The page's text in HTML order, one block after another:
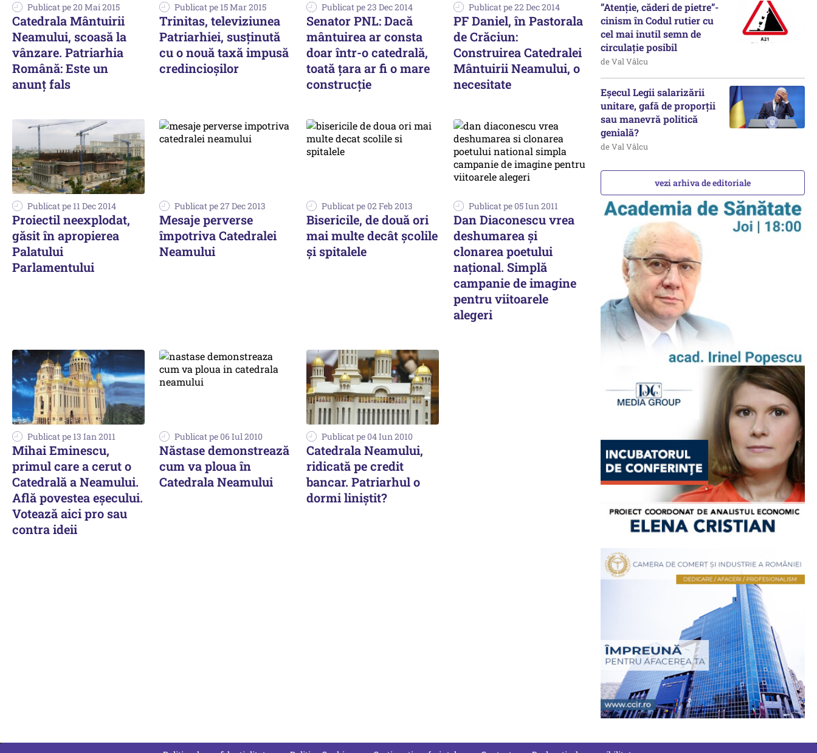
Publicat pe 20 Mai 2015
Catedrala Mântuirii
Neamului, scoasă la
vânzare. Patriarhia
Română: Este un
anunț fals
Publicat pe 15 Mar 2015
Trinitas, televiziunea
Patriarhiei, susținută
cu o nouă taxă impusă
credincioșilor
Publicat pe 23 Dec 2014
Senator PNL: Dacă
mântuirea ar consta
doar într-o catedrală,
toată ţara ar fi o mare
construcţie
Publicat pe 22 Dec 2014
PF Daniel, în Pastorala
de Crăciun:
Construirea Catedralei
Mântuirii Neamului, o
necesitate
Publicat pe 11 Dec 2014
Proiectil neexplodat,
găsit în apropierea
Palatului
Parlamentului
Publicat pe 27 Dec 2013
Mesaje perverse
împotriva Catedralei
Neamului
Publicat pe 02 Feb 2013
Bisericile, de două ori
mai multe decât şcolile
şi spitalele
Publicat pe 05 Iun 2011
Dan Diaconescu vrea
deshumarea și
clonarea poetului
național. Simplă
campanie de imagine
pentru viitoarele
alegeri
Publicat pe 13 Ian 2011
Mihai Eminescu,
primul care a cerut o
Catedrală a Neamului.
Află povestea eşecului.
Votează aici pro sau
contra ideii
Publicat pe 06 Iul 2010
Năstase demonstrează
cum va ploua în
Catedrala Neamului
Publicat pe 04 Iun 2010
Catedrala Neamului,
ridicată pe credit
bancar. Patriarhul o
dormi liniștit?
”Atenție, căderi de pietre”-
cinism în Codul rutier cu
cel mai inutil semn de
circulație posibil
de Val Vâlcu
Eșecul Legii salarizării
unitare, gafă de proporții
sau manevră politică
genială?
de Val Vâlcu
vezi arhiva de editoriale